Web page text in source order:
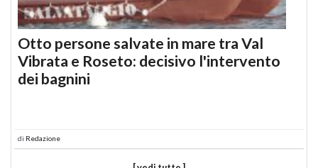
Otto persone salvate in mare tra Val
Vibrata e Roseto: decisivo l'intervento
dei bagnini
di Redazione